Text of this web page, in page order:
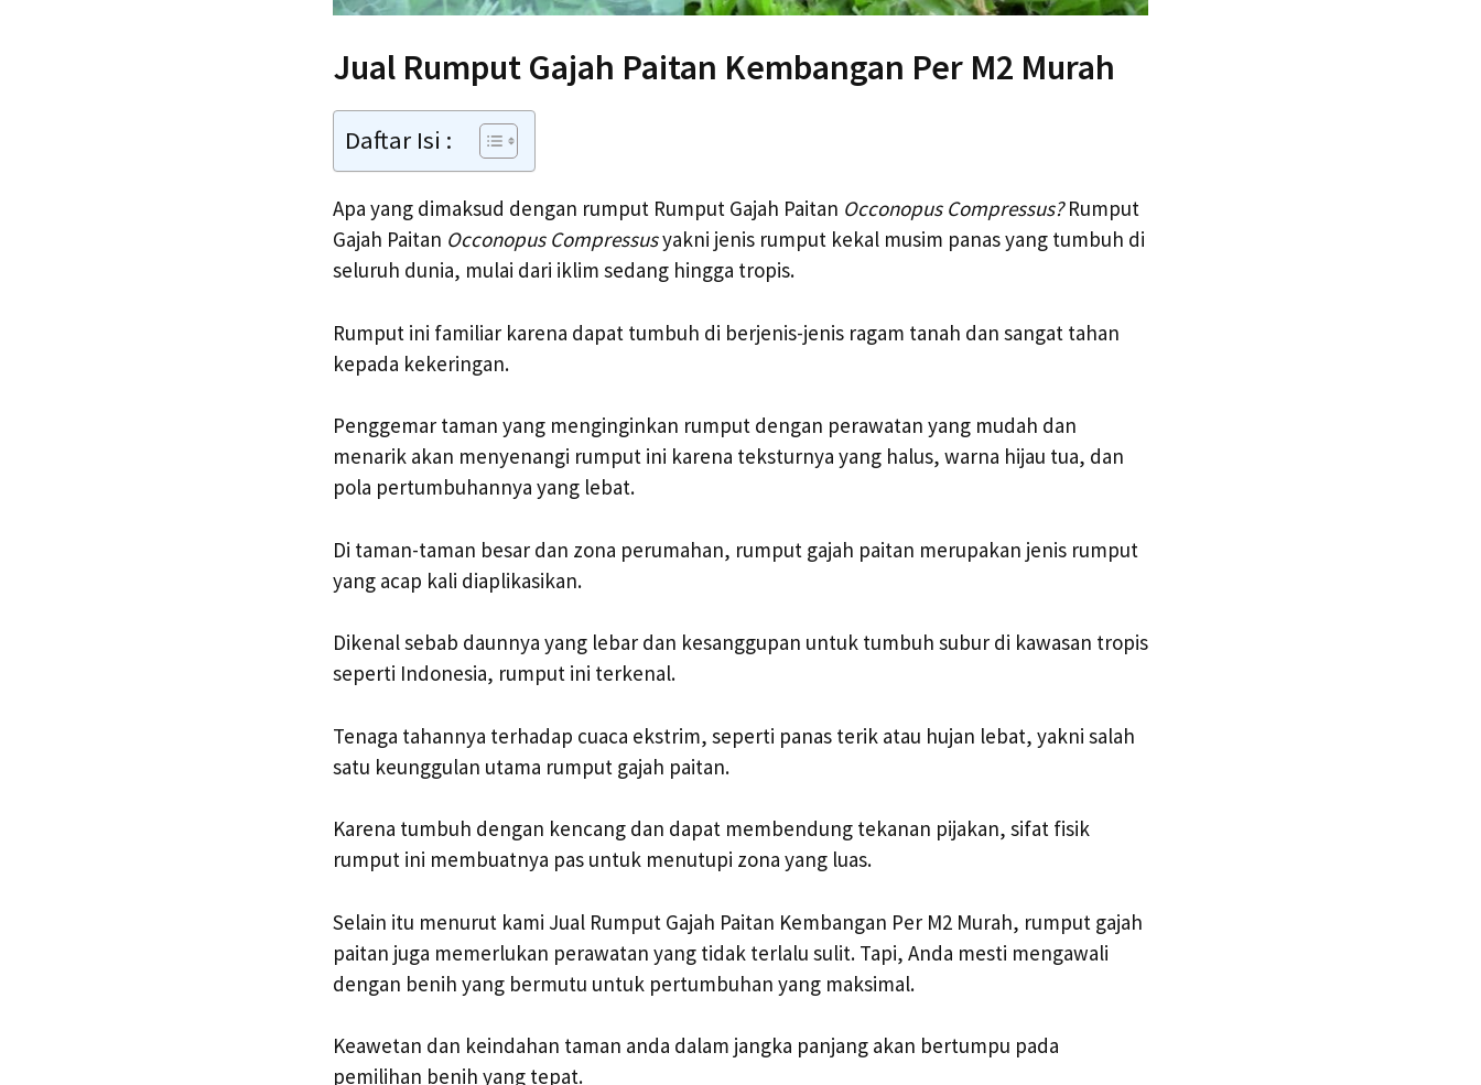
Jual Rumput Gajah Paitan Kembangan Per M2 Murah
Daftar Isi :
Apa yang dimaksud dengan rumput Rumput Gajah Paitan Occonopus Compressus?Rumput
Gajah Paitan Occonopus Compressusyakni jenis rumput kekal musim panas yang tumbuh di
seluruh dunia, mulai dari iklim sedang hingga tropis.
Rumput ini familiar karena dapat tumbuh di berjenis-jenis ragam tanah dan sangat tahan
kepada kekeringan.
Penggemar taman yang menginginkan rumput dengan perawatan yang mudah dan
menarik akan menyenangi rumput ini karena teksturnya yang halus, warna hijau tua, dan
pola pertumbuhannya yang lebat.
Di taman-taman besar dan zona perumahan, rumput gajah paitan merupakan jenis rumput
yang acap kali diaplikasikan.
Dikenal sebab daunnya yang lebar dan kesanggupan untuk tumbuh subur di kawasan tropis
seperti Indonesia, rumput ini terkenal.
Tenaga tahannya terhadap cuaca ekstrim, seperti panas terik atau hujan lebat, yakni salah
satu keunggulan utama rumput gajah paitan.
Karena tumbuh dengan kencang dan dapat membendung tekanan pijakan, sifat fisik
rumput ini membuatnya pas untuk menutupi zona yang luas.
Selain itu menurut kami Jual Rumput Gajah Paitan Kembangan Per M2 Murah, rumput gajah
paitan juga memerlukan perawatan yang tidak terlalu sulit. Tapi, Anda mesti mengawali
dengan benih yang bermutu untuk pertumbuhan yang maksimal.
Keawetan dan keindahan taman anda dalam jangka panjang akan bertumpu pada
pemilihan benih yang tepat.